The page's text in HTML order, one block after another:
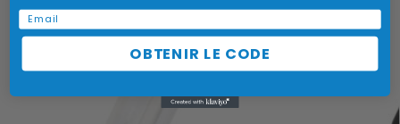
Email
OBTENIR LE CODE